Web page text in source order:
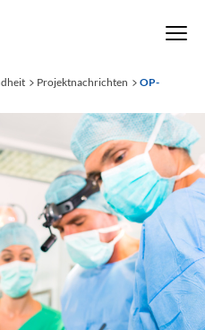
Projektnachrichten
OP-